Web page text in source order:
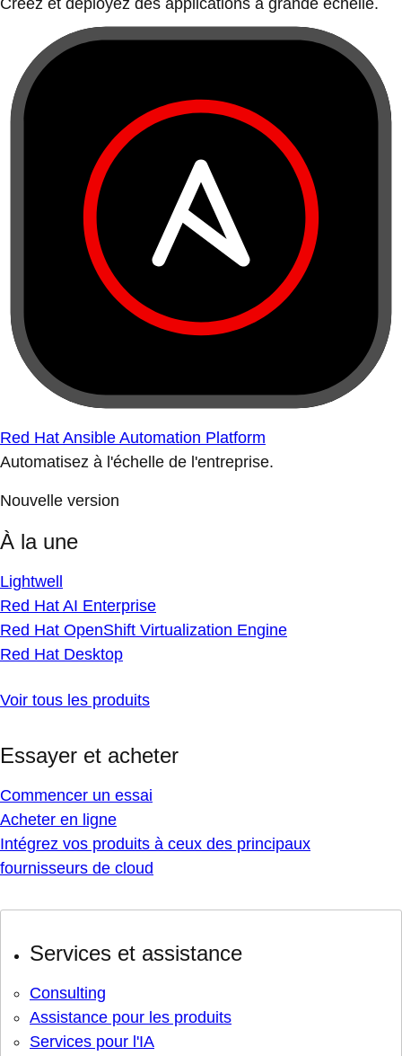
Créez et déployez des applications à grande échelle.
Red Hat Ansible Automation Platform
Automatisez à l'échelle de l'entreprise.
Nouvelle version
À la une
Lightwell
Red Hat AI Enterprise
Red Hat OpenShift Virtualization Engine
Red Hat Desktop
Voir tous les produits
Essayer et acheter
Commencer un essai
Acheter en ligne
Intégrez vos produits à ceux des principaux
fournisseurs de cloud
Services et assistance
Consulting
Assistance pour les produits
Services pour l'IA